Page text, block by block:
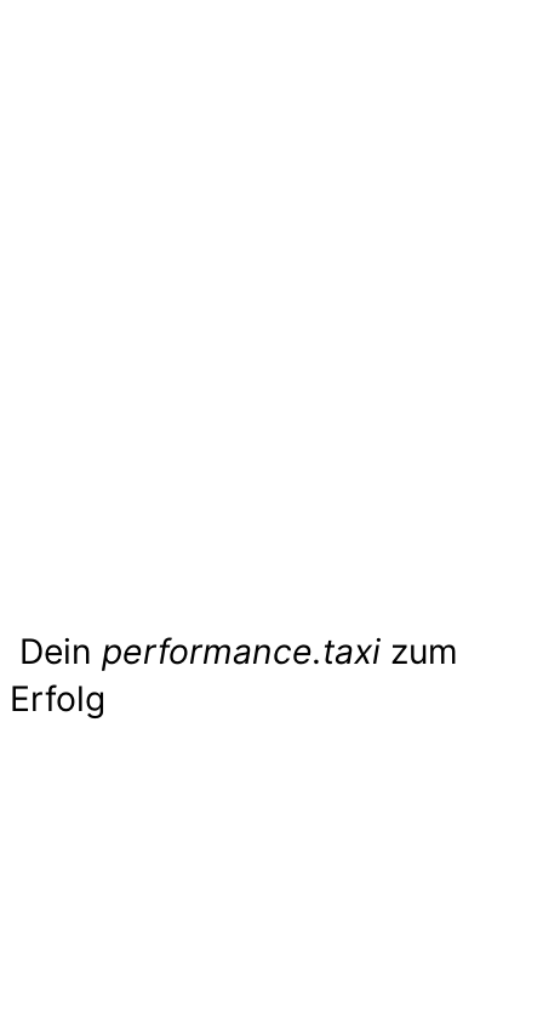
Dein performance.taxi zum
Erfolg